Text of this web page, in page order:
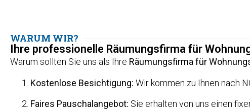
WARUM WIR?
Ihre professionelle Räumungsfirma für
Warum sollten Sie uns als Ihre Räumungsfirma für
Kostenlose Besichtigung: Wir kommen zu Ihnen nach
Faires Pauschalangebot: Sie erhalten von uns einen